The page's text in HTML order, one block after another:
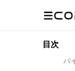
目次
バ